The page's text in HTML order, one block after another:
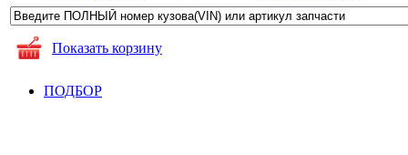
Показать корзину
ПОДБОР